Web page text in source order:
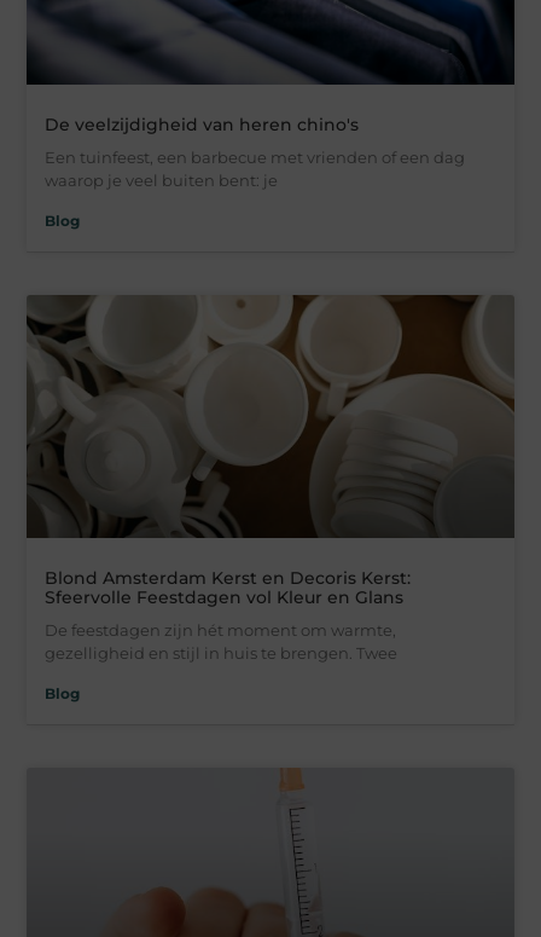
De veelzijdigheid van heren chino's
Een tuinfeest, een barbecue met vrienden of een dag
waarop je veel buiten bent: je
Blog
Blond Amsterdam Kerst en Decoris Kerst:
Sfeervolle Feestdagen vol Kleur en Glans
De feestdagen zijn hét moment om warmte,
gezelligheid en stijl in huis te brengen. Twee
Blog